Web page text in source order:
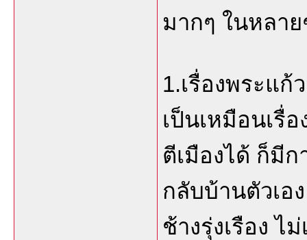
มากๆ ในหลาย
1.เรื่องพระแ
เป็นเหมือนเรื่
ตีเมืองได้ ก็มี
กลับบ้านตัวเอ
ช้างรุ่งเรือง ไ